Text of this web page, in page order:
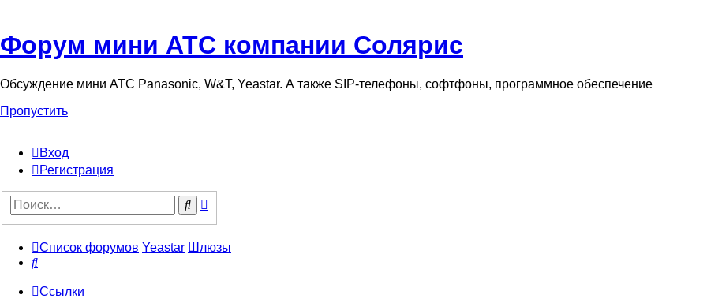
Форум мини АТС компании Солярис
Обсуждение мини АТС Panasonic, W&T, Yeastar. А также SIP-телефоны, софтфоны, программное обеспечение
Пропустить
Вход
Регистрация
Поиск
Список форумов Yeastar Шлюзы
Поиск
Ссылки